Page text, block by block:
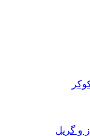
و گریل